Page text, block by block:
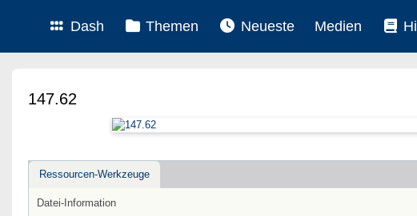
Dash Themen Neueste Medien
147.62
Ressourcen-Werkzeuge
Datei-Information